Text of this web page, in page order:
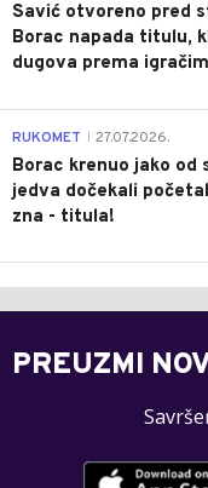
Savić otvoreno pred
Borac napada titulu,
dugova prema
RUKOMET 27.07.2026.
Borac krenuo jako od
jedva dočekali
zna - titula!
PREUZMI